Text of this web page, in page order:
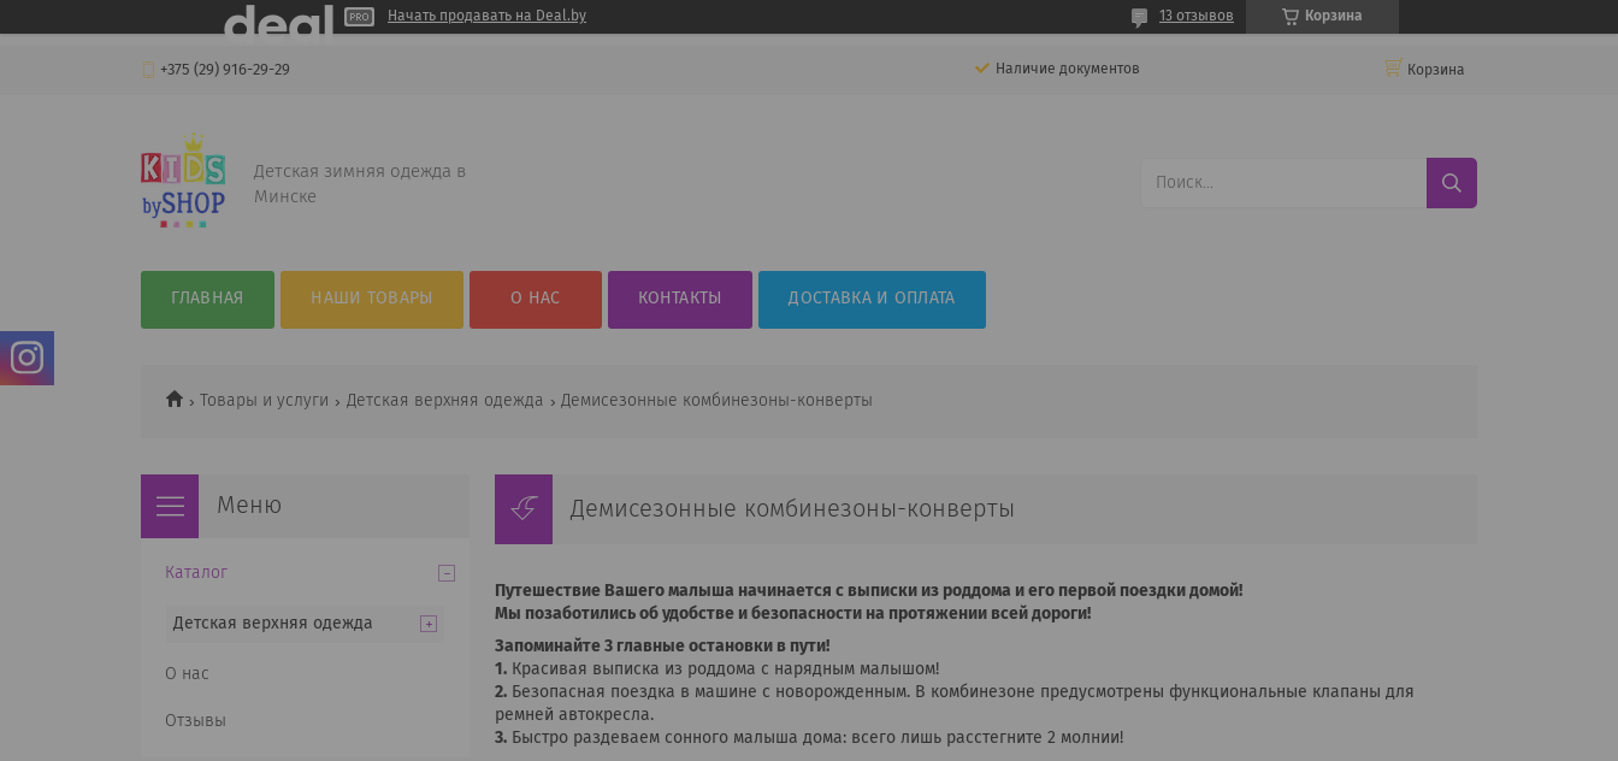
Начать продавать на Deal.by Корзина
13 отзывов
+375 (29) 916-29-29 Наличие документов Корзина
Детская зимняя одежда в
Минске
ГЛАВНАЯ НАШИ ТОВАРЫ О НАС КОНТАКТЫ ДОСТАВКА И ОПЛАТА
Товары и услуги Детская верхняя одежда Демисезонные комбинезоны-конверты
Демисезонные комбинезоны-конверты
Путешествие Вашего малыша начинается с выписки из роддома и его первой поездки домой!
Мы позаботились об удобстве и безопасности на протяжении всей дороги!
Запоминайте 3 главные остановки в пути!
1. Красивая выписка из роддома с нарядным малышом!
2. Безопасная поездка в машине с новорожденным. В комбинезоне предусмотрены функциональные клапаны для
ремней автокресла.
3. Быстро раздеваем сонного малыша дома: всего лишь расстегните 2 молнии!
Каталог
Детская верхняя одежда
О нас
Отзывы